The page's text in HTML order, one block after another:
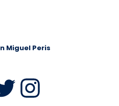
Miguel Peris